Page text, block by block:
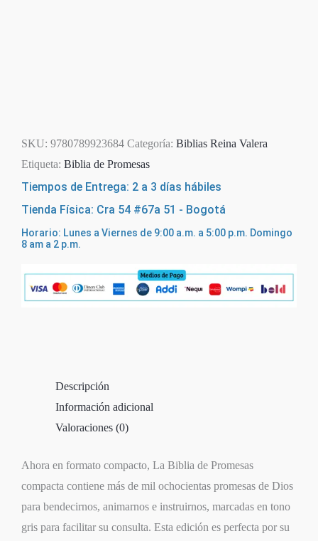
SKU: 9780789923684 Categoría: Biblias Reina Valera
Etiqueta: Biblia de Promesas
Tiempos de Entrega: 2 a 3 días hábiles
Tienda Física: Cra 54 #67a 51 - Bogotá
Horario: Lunes a Viernes de 9:00 a.m. a 5:00 p.m. Domingo
8 am a 2 p.m.
Descripción
Información adicional
Valoraciones (0)
Ahora en formato compacto, La Biblia de Promesas
compacta contiene más de mil ochocientas promesas de Dios
para bendecirnos, animarnos e instruirnos, marcadas en tono
gris para facilitar su consulta. Esta edición es perfecta por su